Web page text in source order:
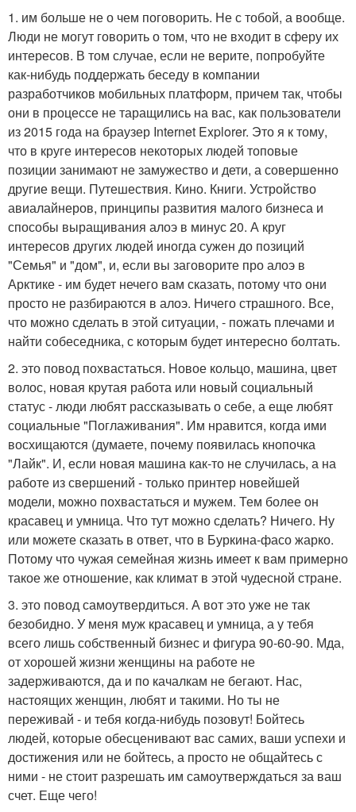
1. им больше не о чем поговорить. Не с тобой, а вообще.
Люди не могут говорить о том, что не входит в сферу их
интересов. В том случае, если не верите, попробуйте
как-нибудь поддержать беседу в компании
разработчиков мобильных платформ, причем так, чтобы
они в процессе не таращились на вас, как пользователи
из 2015 года на браузер Internet Explorer. Это я к тому,
что в круге интересов некоторых людей топовые
позиции занимают не замужество и дети, а совершенно
другие вещи. Путешествия. Кино. Книги. Устройство
авиалайнеров, принципы развития малого бизнеса и
способы выращивания алоэ в минус 20. А круг
интересов других людей иногда сужен до позиций
"Семья" и "дом", и, если вы заговорите про алоэ в
Арктике - им будет нечего вам сказать, потому что они
просто не разбираются в алоэ. Ничего страшного. Все,
что можно сделать в этой ситуации, - пожать плечами и
найти собеседника, с которым будет интересно болтать.
2. это повод похвастаться. Новое кольцо, машина, цвет
волос, новая крутая работа или новый социальный
статус - люди любят рассказывать о себе, а еще любят
социальные "Поглаживания". Им нравится, когда ими
восхищаются (думаете, почему появилась кнопочка
"Лайк". И, если новая машина как-то не случилась, а на
работе из свершений - только принтер новейшей
модели, можно похвастаться и мужем. Тем более он
красавец и умница. Что тут можно сделать? Ничего. Ну
или можете сказать в ответ, что в Буркина-фасо жарко.
Потому что чужая семейная жизнь имеет к вам примерно
такое же отношение, как климат в этой чудесной стране.
3. это повод самоутвердиться. А вот это уже не так
безобидно. У меня муж красавец и умница, а у тебя
всего лишь собственный бизнес и фигура 90-60-90. Мда,
от хорошей жизни женщины на работе не
задерживаются, да и по качалкам не бегают. Нас,
настоящих женщин, любят и такими. Но ты не
переживай - и тебя когда-нибудь позовут! Бойтесь
людей, которые обесценивают вас самих, ваши успехи и
достижения или не бойтесь, а просто не общайтесь с
ними - не стоит разрешать им самоутверждаться за ваш
счет. Еще чего!